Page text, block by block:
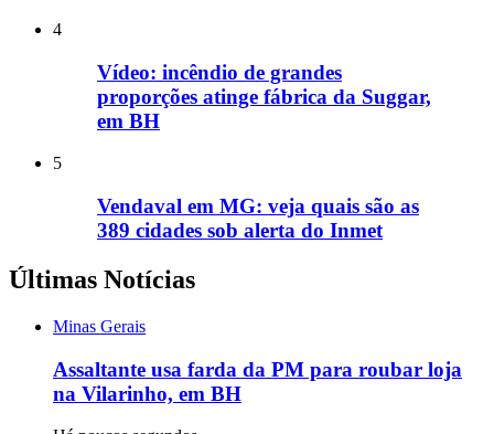
4
Vídeo: incêndio de grandes
proporções atinge fábrica da Suggar,
em BH
5
Vendaval em MG: veja quais são as
389 cidades sob alerta do Inmet
Últimas Notícias
Minas Gerais
Assaltante usa farda da PM para roubar loja
na Vilarinho, em BH